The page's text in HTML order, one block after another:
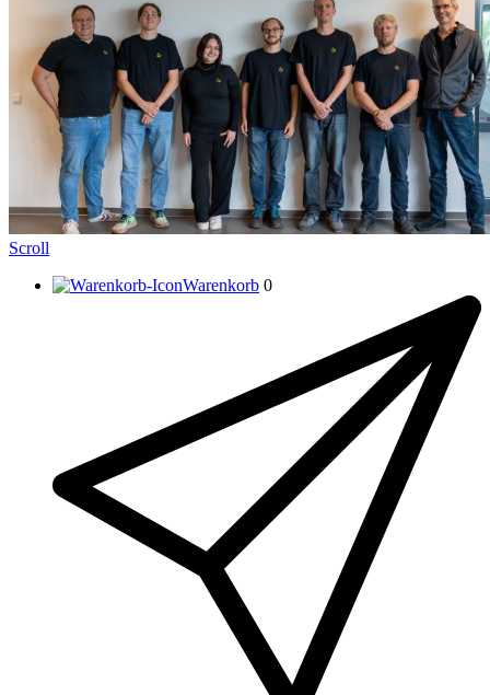
Scroll
Warenkorb 0